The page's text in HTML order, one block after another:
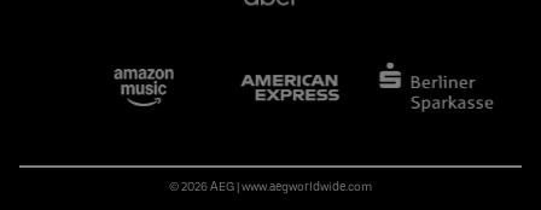
© 2026 AEG |www.aegworldwide.com